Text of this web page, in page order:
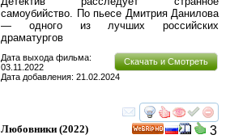
самоубийство. По пьесе Дмитрия Данилова
— одного из лучших российских
драматургов
Скачать и Смотреть
Дата выхода фильма:
03.11.2022
Дата добавления: 21.02.2024
смотреть
3
Любовники (2022)